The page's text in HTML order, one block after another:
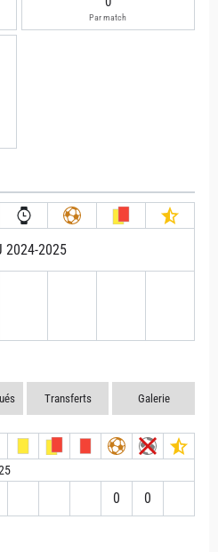
Par match
2024-2025
Transferts Galerie
0 0